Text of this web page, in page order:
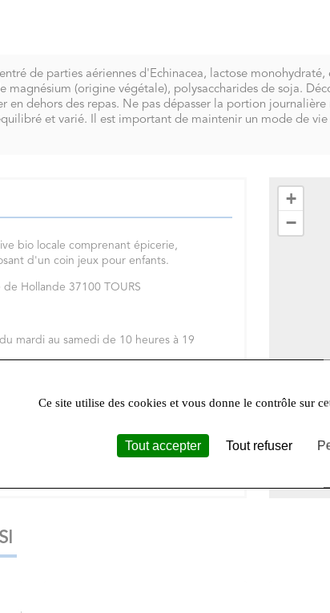
de parties aériennes d'Echinacea, lactose
magnésium (origine végétale), polysaccharides de soja.
en dehors des repas. Ne pas dépasser la portion
et varié. Il est important de maintenir un mode de vie
bio locale comprenant épicerie,
d'un coin jeux pour enfants.
de Hollande 37100 TOURS
mardi au samedi de 10 heures à 19
+
−
Ce site utilise des cookies et vous donne le contrôle sur
Tout accepter Tout refuser